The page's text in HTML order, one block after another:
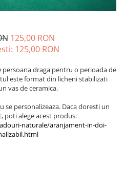
125,00 RON
125,00 RON
draga pentru o perioada de
este format din licheni stabilizati
vas de ceramica.
se personalizeaza. Daca doresti un
poti alege acest produs:
naturale/aranjament-in-doi-